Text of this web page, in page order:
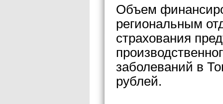
Объем
региональным
страхования
заболеваний в
рублей.